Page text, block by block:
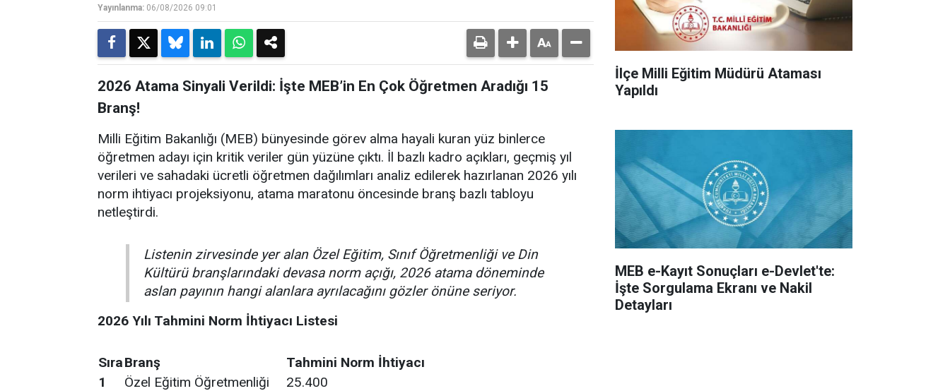
Yayınlanma: 06/08/2026 09:01
2026 Atama Sinyali Verildi: İşte MEB’in En Çok Öğretmen Aradığı 15
Branş!
Milli Eğitim Bakanlığı (MEB) bünyesinde görev alma hayali kuran yüz binlerce
öğretmen adayı için kritik veriler gün yüzüne çıktı. İl bazlı kadro açıkları, geçmiş yıl
verileri ve sahadaki ücretli öğretmen dağılımları analiz edilerek hazırlanan 2026 yılı
norm ihtiyacı projeksiyonu, atama maratonu öncesinde branş bazlı tabloyu
netleştirdi.
Listenin zirvesinde yer alan Özel Eğitim, Sınıf Öğretmenliği ve Din
Kültürü branşlarındaki devasa norm açığı, 2026 atama döneminde
aslan payının hangi alanlara ayrılacağını gözler önüne seriyor.
2026 Yılı Tahmini Norm İhtiyacı Listesi
SıraBranş
Tahmini Norm İhtiyacı
1
Özel Eğitim Öğretmenliği
25.400
İlçe Milli Eğitim Müdürü Ataması
Yapıldı
MEB e-Kayıt Sonuçları e-Devlet'te:
İşte Sorgulama Ekranı ve Nakil
Detayları